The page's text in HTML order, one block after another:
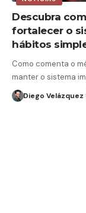
Descubra
fortalecer o
hábitos
Como comenta o
manter o sistema
Diego Velázquez